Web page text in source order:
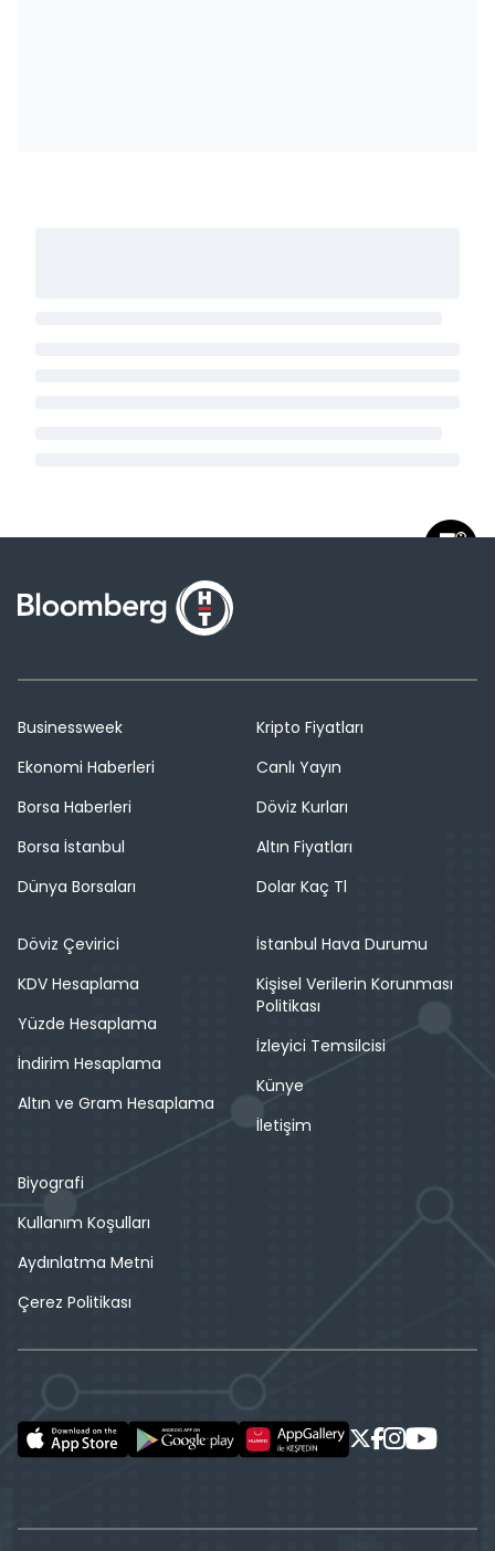
Businessweek
Ekonomi Haberleri
Borsa Haberleri
Borsa İstanbul
Dünya Borsaları
Kripto Fiyatları
Canlı Yayın
Döviz Kurları
Altın Fiyatları
Dolar Kaç Tl
Döviz Çevirici
KDV Hesaplama
Yüzde Hesaplama
İndirim Hesaplama
Altın ve Gram Hesaplama
İstanbul Hava Durumu
Kişisel Verilerin Korunması
Politikası
İzleyici Temsilcisi
Künye
İletişim
Biyografi
Kullanım Koşulları
Aydınlatma Metni
Çerez Politikası